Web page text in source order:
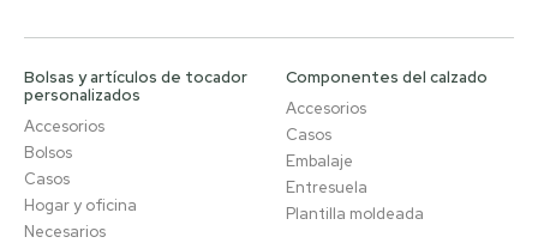
Bolsas y artículos de tocador
personalizados
Accesorios
Bolsos
Casos
Hogar y oficina
Necesarios
Componentes del calzado
Accesorios
Casos
Embalaje
Entresuela
Plantilla moldeada